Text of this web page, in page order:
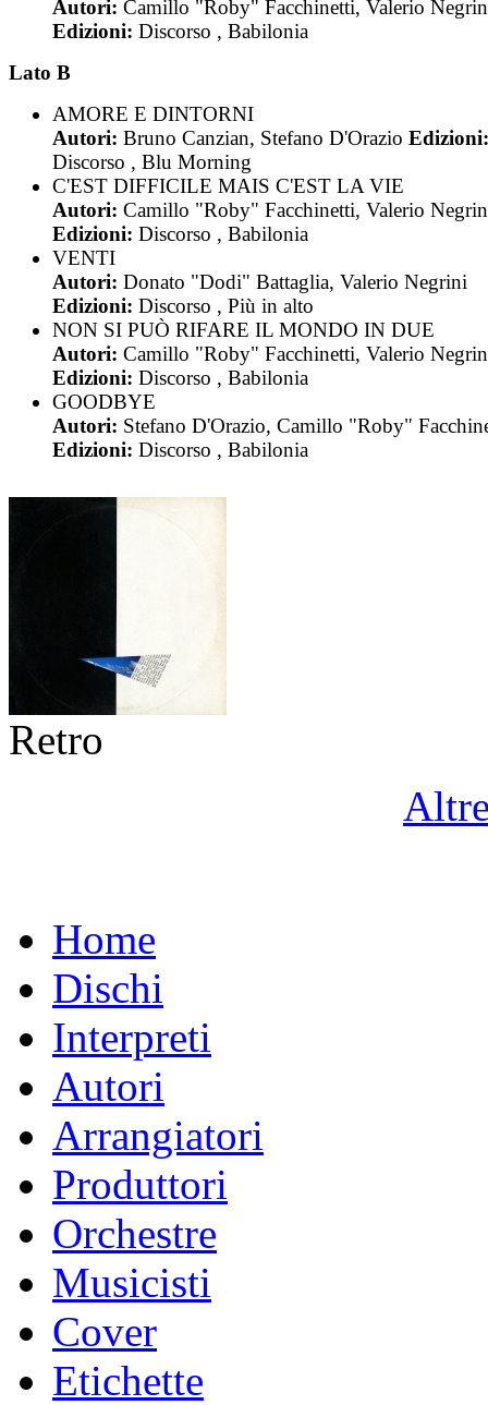
Autori: Camillo "Roby" Facchinetti, Valerio
Edizioni: Discorso , Babilonia
Lato B
AMORE E DINTORNI
Autori: Bruno Canzian, Stefano D'Orazio Edizioni:
Discorso , Blu Morning
C'EST DIFFICILE MAIS C'EST LA VIE
Autori: Camillo "Roby" Facchinetti, Valerio
Edizioni: Discorso , Babilonia
VENTI
Autori: Donato "Dodi" Battaglia, Valerio Negrini
Edizioni: Discorso , Più in alto
NON SI PUÒ RIFARE IL MONDO IN DUE
Autori: Camillo "Roby" Facchinetti, Valerio
Edizioni: Discorso , Babilonia
GOODBYE
Autori: Stefano D'Orazio, Camillo "Roby"
Edizioni: Discorso , Babilonia
Retro
Home
Dischi
Interpreti
Autori
Arrangiatori
Produttori
Orchestre
Musicisti
Cover
Etichette